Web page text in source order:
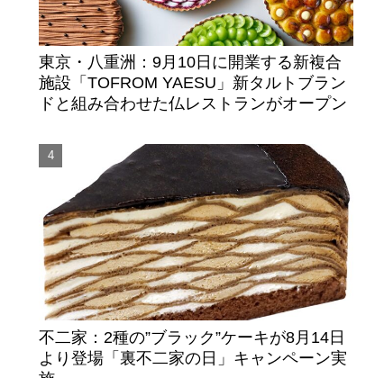
東京・八重洲：9月10日に開業する新複合
施設「TOFROM YAESU」新タルトブラン
ドと組み合わせた仏レストランがオープン
不二家：2種の”ブラック”ケーキが8月14日
より登場「裏不二家の日」キャンペーン実